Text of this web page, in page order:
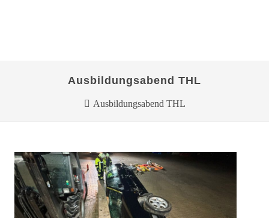
Ausbildungsabend THL
Ausbildungsabend THL